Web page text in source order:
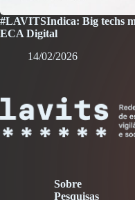
#LAVITSIndica: Big techs
ECA Digital
14/02/2026
Sobre
Pesquisas